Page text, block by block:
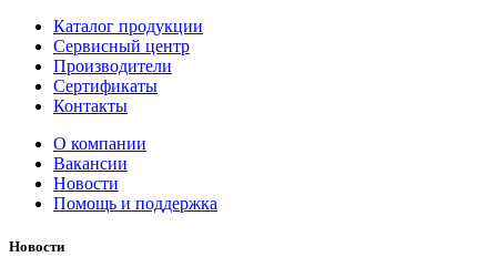
Каталог продукции
Сервисный центр
Производители
Сертификаты
Контакты
О компании
Вакансии
Новости
Помощь и поддержка
Новости